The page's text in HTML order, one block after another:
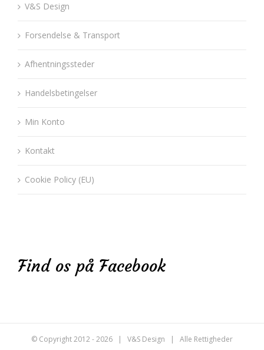
V&S Design
Forsendelse & Transport
Afhentningssteder
Handelsbetingelser
Min Konto
Kontakt
Cookie Policy (EU)
Find os på Facebook
© Copyright 2012 -2026 | V&S Design | Alle Rettigheder